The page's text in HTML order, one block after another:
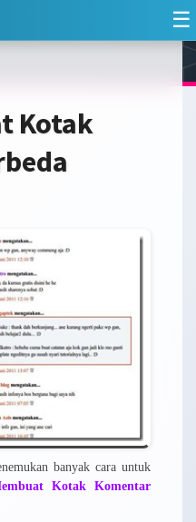
☰
Kotak
banyak cara untuk
Kotak Komentar